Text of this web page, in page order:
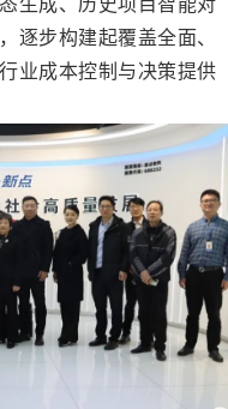
逐步构建起覆盖全面、
业成本控制与决策提供